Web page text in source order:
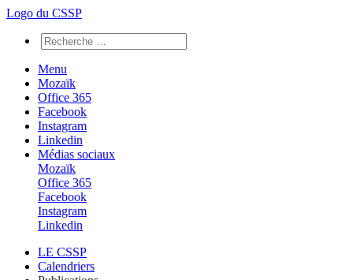
Logo du CSSP
Menu
Mozaïk
Office 365
Facebook
Instagram
Linkedin
Médias sociaux
Mozaïk
Office 365
Facebook
Instagram
Linkedin
LE CSSP
Calendriers